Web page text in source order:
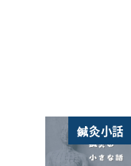
鍼灸小話